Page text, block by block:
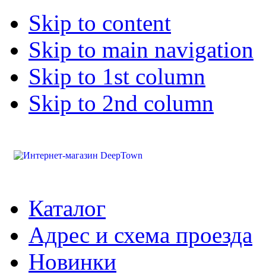
Skip to content
Skip to main navigation
Skip to 1st column
Skip to 2nd column
Каталог
Адрес и схема проезда
Новинки